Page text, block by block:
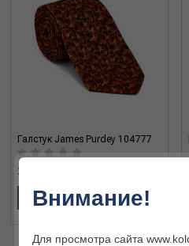
Галстук James Purdey 104777
24 020 ₽
В КОРЗИНУ
Внимание!
Для просмотра сайта